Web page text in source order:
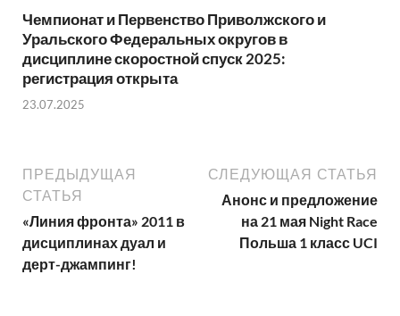
Чемпионат и Первенство Приволжского и
Уральского Федеральных округов в
дисциплине скоростной спуск 2025:
регистрация открыта
23.07.2025
ПРЕДЫДУЩАЯ
СТАТЬЯ
«Линия фронта» 2011 в
дисциплинах дуал и
дерт-джампинг!
СЛЕДУЮЩАЯ СТАТЬЯ
Анонс и предложение
на 21 мая Night Race
Польша 1 класс UCI